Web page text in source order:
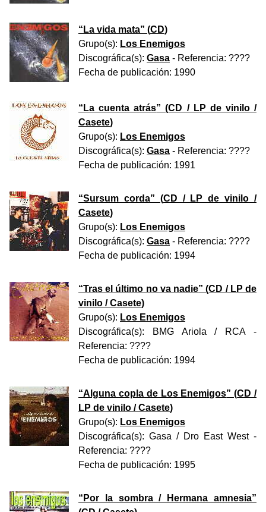
“ La vida mata” (CD)
Grupo(s): Los Enemigos
Discográfica(s): Gasa - Referencia: ????
Fecha de publicación: 1990
“ La cuenta atrás” (CD / LP de vinilo /
Casete)
Grupo(s): Los Enemigos
Discográfica(s): Gasa - Referencia: ????
Fecha de publicación: 1991
“Sursum corda” (CD / LP de vinilo /
Casete)
Grupo(s): Los Enemigos
Discográfica(s): Gasa - Referencia: ????
Fecha de publicación: 1994
“Tras el último no va nadie” (CD / LP de
vinilo / Casete)
Grupo(s): Los Enemigos
Discográfica(s):
BMG Ariola / RCA-
Referencia: ????
Fecha de publicación: 1994
“Alguna copla de Los Enemigos” (CD /
LP de vinilo / Casete)
Grupo(s): Los Enemigos
Discográfica(s): Gasa / Dro East West-
Referencia: ????
Fecha de publicación: 1995
“ Por la sombra / Hermana amnesia”